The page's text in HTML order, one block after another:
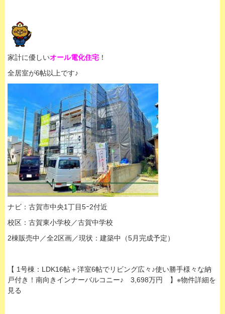
家計に優しいオール電化住宅 ！
全居室が6帖以上です♪
ナビ：古賀市中央1丁目5ｰ2付近
校区：古賀東小学校／古賀中学校
2棟販売中／全2区画／現状：建築中（5月完成予定）
【 1号棟：LDK16帖＋洋室6帖でリビング広々♪使い勝手様々な納
戸付き！南向きインナーバルコニー♪ 3,698万円 】※物件詳細を
見る